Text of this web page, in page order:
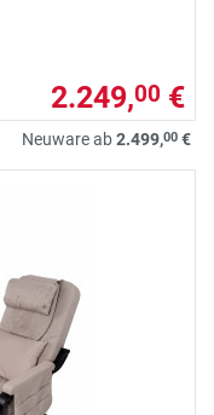
2.249,00 €
Neuware ab2.499,00 €